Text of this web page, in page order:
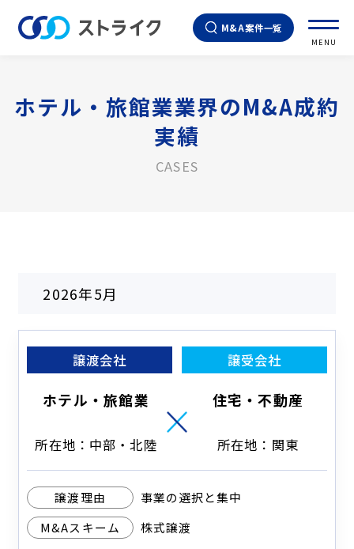
M&A案件一覧
MENU
ホテル・旅館業業界のM&A成約
実績
CASES
2026年5月
譲渡会社
ホテル・旅館業
所在地：中部・北陸
譲受会社
住宅・不動産
所在地：関東
譲渡理由
事業の選択と集中
M&Aスキーム
株式譲渡